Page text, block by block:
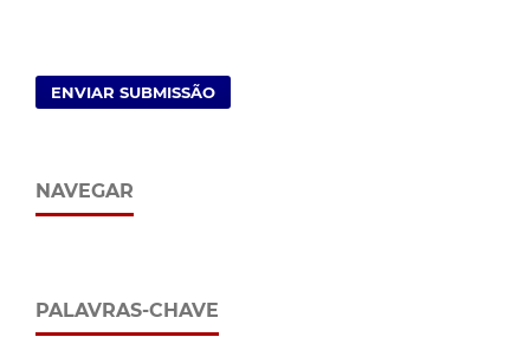
ENVIAR SUBMISSÃO
NAVEGAR
PALAVRAS-CHAVE